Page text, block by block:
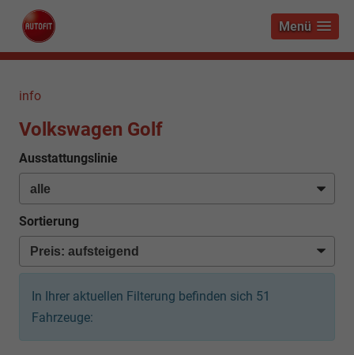
Menü
info
Volkswagen Golf
Ausstattungslinie
Sortierung
In Ihrer aktuellen Filterung befinden sich 51
Fahrzeuge: